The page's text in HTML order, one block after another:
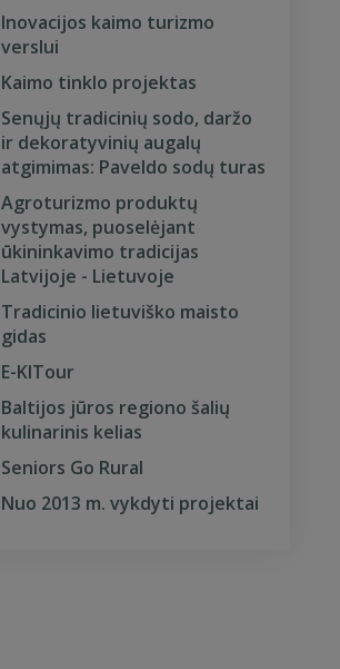
Inovacijos kaimo turizmo
verslui
Kaimo tinklo projektas
Senųjų tradicinių sodo, daržo
ir dekoratyvinių augalų
atgimimas: Paveldo sodų turas
Agroturizmo produktų
vystymas, puoselėjant
ūkininkavimo tradicijas
Latvijoje - Lietuvoje
Tradicinio lietuviško maisto
gidas
E-KITour
Baltijos jūros regiono šalių
kulinarinis kelias
Seniors Go Rural
Nuo 2013 m. vykdyti projektai